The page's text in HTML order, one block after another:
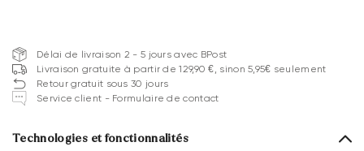
Délai de livraison 2 - 5 jours avec BPost
Livraison gratuite à partir de 129,90 €, sinon 5,95€ seulement
Retour gratuit sous 30 jours
Service client - Formulaire de contact
Technologies et fonctionnalités